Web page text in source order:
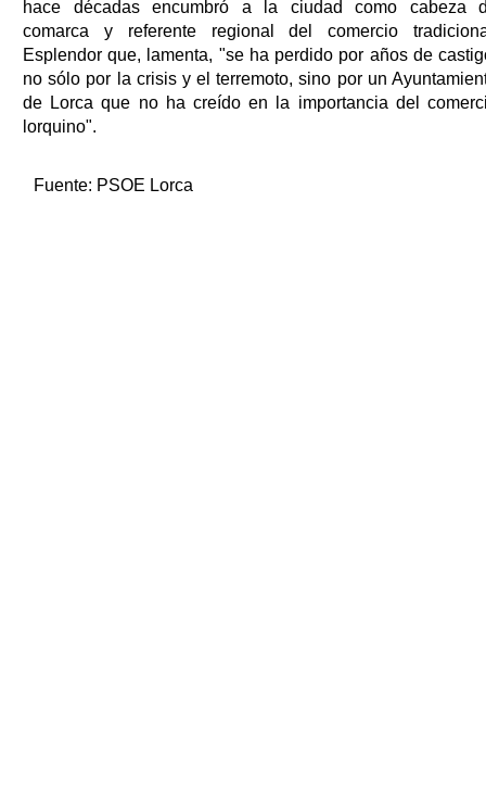
hace décadas encumbró a la ciudad como cabeza
comarca y referente regional del comercio
Esplendor que, lamenta, "se ha perdido por años de
no sólo por la crisis y el terremoto, sino por un
de Lorca que no ha creído en la importancia del
lorquino".
Fuente: PSOE Lorca